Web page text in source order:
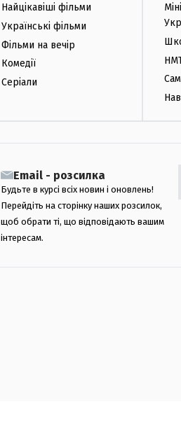
Найцікавіші фільми
Українські фільми
Фільми на вечір
Комедії
Серіали
Email - розсилка
Будьте в курсі всіх новин і оновлень!
Перейдіть на сторінку наших розсилок,
щоб обрати ті, що відповідають вашим
інтересам.